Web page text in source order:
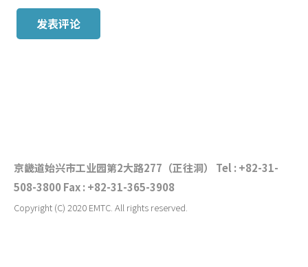
发表评论
京畿道始兴市工业园第2大路277（正往洞） Tel : +82-31-
508-3800 Fax : +82-31-365-3908
Copyright (C) 2020 EMTC. All rights reserved.